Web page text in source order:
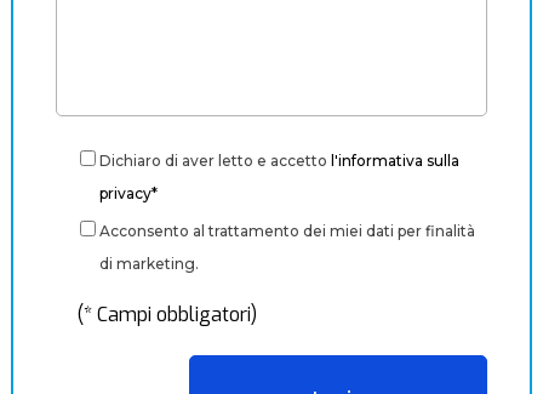
Dichiaro di aver letto e accetto l'informativa sulla
privacy*
Acconsento al trattamento dei miei dati per finalità
di marketing.
(* Campi obbligatori)